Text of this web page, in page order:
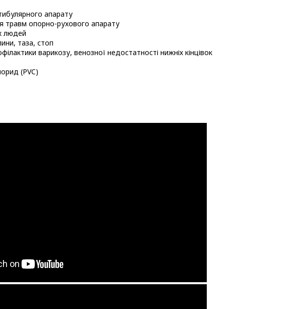
апарату
травм опорно-рухового апарату
людей
таза, стоп
варикозу, венозної недостатності нижніх кінцівок
(PVC)